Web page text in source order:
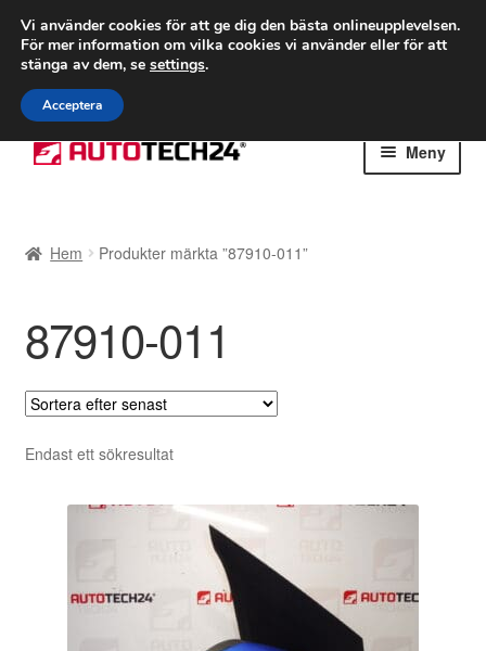
FRAKT från 75 kr
Världsomspännande frakt
Ring 766 924 713
Hoppa
till
Hoppa
till
Meny
Betalningar
Integritetspolicy
Klagomål
Kolla upp
Kontakt
Om oss
Hem Produkter märkta ”87910-011”
87910-011
Endast ett sökresultat
Vi använder cookies för att ge dig den bästa onlineupplevelsen.
För mer information om vilka cookies vi använder eller för att
stänga av dem, se settings.
Acceptera